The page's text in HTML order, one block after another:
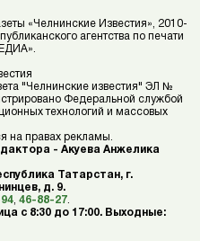
«Челнинские Известия», 2010-
агентства по печати
"Челнинские известия" ЭЛ №
Федеральной службой
технологий и массовых
на правах рекламы.
- Акуева Анжелика
Татарстан, г.
д. 9.
46-88-27
с 8:30 до 17:00. Выходные: